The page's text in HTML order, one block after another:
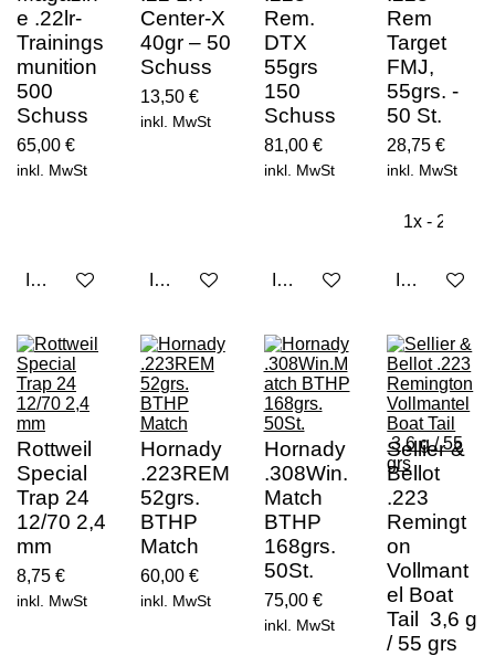
e .22lr-
Trainings
munition
500
Schuss
65,00 €
inkl. MwSt
In den Warenkorb
Center-X
40gr – 50
Schuss
13,50 €
inkl. MwSt
In den Warenkorb
Rem.
DTX
55grs
150
Schuss
81,00 €
inkl. MwSt
In den Warenkorb
Rem
Target
FMJ,
55grs. -
50 St.
28,75 €
inkl. MwSt
In den
Rottweil
Special
Trap 24
12/70 2,4
mm
8,75 €
inkl. MwSt
Hornady
.223REM
52grs.
BTHP
Match
60,00 €
inkl. MwSt
Hornady
.308Win.
Match
BTHP
168grs.
50St.
75,00 €
inkl. MwSt
Sellier &
Bellot
.223
Remingt
on
Vollmant
el Boat
Tail 3,6 g
/ 55 grs